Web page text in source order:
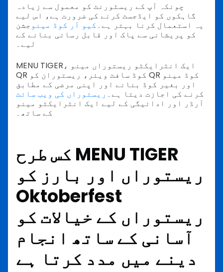
چونکہ آپ کے ریسٹورنٹ کو معمول سے زیادہ
گاہکوں کو ایڈجسٹ کرنے کی ضرورت ہے، اس لیے
یہ استعمال کرنا بہتر ہے۔ کیو آر کوڈ مینو جشن
کو پریشانی سے پاک اور قابل رسائی بنانے کے
MENU TIGER، ایک انٹرایکٹو ریستوراں مینو
QR کوڈ سافٹ ویئر، ریستوران کو QR کوڈ مینو
اور بغیر کوڈ بنانے اور اپنی مرضی کے مطابق
کرنے کی اجازت دیتا ہے۔ ریستوراں کی ویب سائٹ
آرڈر اور ادائیگی کے لیے ایک انٹرایکٹو مینو
کے ساتھ۔
کس طرح MENU TIGER
ریستوراں اور بارز کو
Oktoberfest
ریستوراں کے خیالات کو
آسانی کے ساتھ انجام
دینے میں مدد کرتا ہے